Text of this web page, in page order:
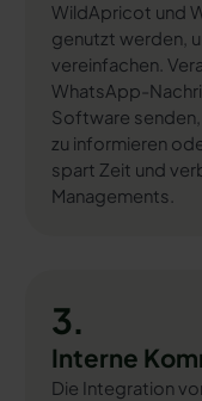
WildApricot und
genutzt werden,
vereinfachen.
WhatsApp-
Software senden,
zu informieren
spart Zeit und
Managements.
3.
Interne
Die Integration